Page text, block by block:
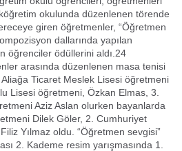
okulunda düzenlenen törende
giren öğretmenler, “Öğretmen
dallarında yapılan
öğrenciler ödüllerini aldı.24
arasında düzenlenen masa tenisi
Ticaret Meslek Lisesi öğretmeni
Lisesi öğretmeni, Özkan Elmas, 3.
Aziz Aslan olurken bayanlarda
Dilek Göler, 2. Cumhuriyet
Yılmaz oldu. “Öğretmen sevgisi”
2. Kademe resim yarışmasında 1.